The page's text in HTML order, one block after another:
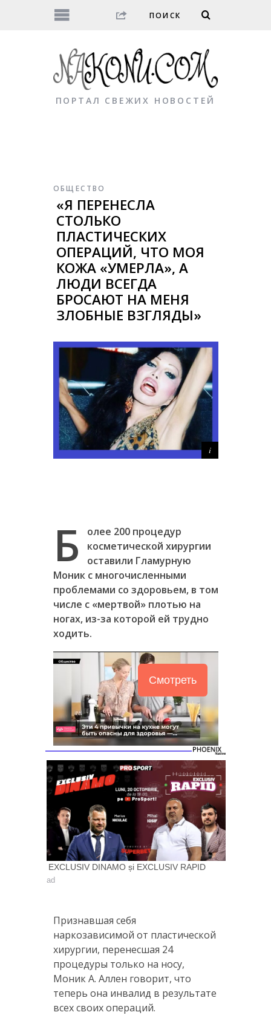
ПОРТАЛ СВЕЖИХ НОВОСТЕЙ
ОБЩЕСТВО
«Я ПЕРЕНЕСЛА
СТОЛЬКО
ПЛАСТИЧЕСКИХ
ОПЕРАЦИЙ, ЧТО МОЯ
КОЖА «УМЕРЛА», А
ЛЮДИ ВСЕГДА
БРОСАЮТ НА МЕНЯ
ЗЛОБНЫЕ ВЗГЛЯДЫ»
Б
олее 200 процедур
косметической хирургии
оставили Гламурную
Моник с многочисленными
проблемами со здоровьем, в том
числе с «мертвой» плотью на
ногах, из-за которой ей трудно
ходить.
Смотреть
EXCLUSIV DINAMO și EXCLUSIV RAPID
ad
Признавшая себя
наркозависимой от пластической
хирургии, перенесшая 24
процедуры только на носу,
Моник А. Аллен говорит, что
теперь она инвалид в результате
всех своих операций.